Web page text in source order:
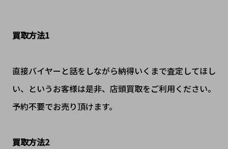
買取方法1
直接バイヤーと話をしながら納得いくまで査定してほし
い、というお客様は是非、店頭買取をご利用ください。
予約不要でお売り頂けます。
買取方法2